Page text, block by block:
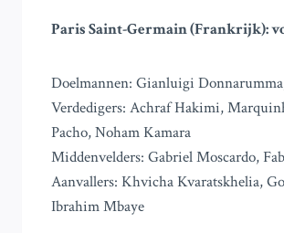
Paris Saint-Germain (Frankrijk):
Doelmannen: Gianluigi
Verdedigers: Achraf Hakimi,
Pacho, Noham Kamara
Middenvelders: Gabriel Moscardo,
Aanvallers: Khvicha Kvaratskhelia,
Ibrahim Mbaye